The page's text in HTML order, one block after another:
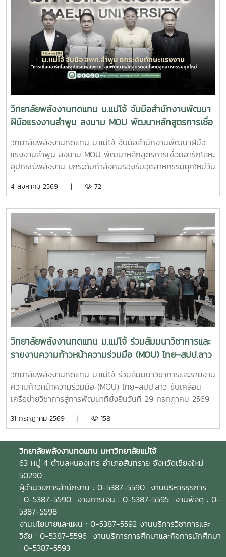
พลังงานอย่างใกล้ชิด ซึ่งช่วยสร้างแรงบันดาลใจและเปิดมุมมอง
ใหม่ในการเลือกเส้นทางการศึกษาต่อ วิทยาลัยพลังงาน
ทดแทน มหาวิทยาลัยแม่โจ้ มุ่งมั่นเป็นแหล่งเรียนรู้ด้านพลังงาน
สะอาดและนวัตกรรม พร้อมพัฒนากำลังคนที่มีคุณภาพ เพื่อร่วม
ขับเคลื่อนการพัฒนาพลังงานของประเทศและสร้างสังคมที่ยั่งยืน
ในอนาคต
ฐานรากอย่างยั่งยืน” ณ โรงแรมเซ็นทารา แกรนด์ แอท เซ็นทรัล
พลาซา ลาดพร้าว กรุงเทพมหานครภายในงานมีการนำเสนอ
แนวคิดและแนวทางการขับเคลื่อน Appropriate Technology
(AppTech) เพื่อยกระดับเศรษฐกิจฐานราก โดยมุ่งเชื่อมโยงองค์
ความรู้จากสถาบันการศึกษาสู่การใช้ประโยชน์ในชุมชน ผ่านการ
พัฒนาเทคโนโลยีที่เหมาะสม การสร้างนวัตกรชุมชน และการ
พัฒนา แพลตฟอร์ม AppTech ซึ่งเป็นระบบสนับสนุนการ
ถ่ายทอดเทคโนโลยี การเชื่อมโยงเครือข่ายความร่วมมือ และการ
สร้างโอกาสในการเพิ่มรายได้ให้แก่ประชาชนอย่างยั่งยืนประเด็น
สำคัญภายในงาน ประกอบด้วย - การพัฒนาเทคโนโลยีที่เหมาะ
สม (Appropriate Technology) เพื่อการพัฒนาชุมชน- การ
สร้างและพัฒนานวัตกรชุมชนเพื่อขับเคลื่อนเศรษฐกิจฐานราก -
การประยุกต์ใช้แพลตฟอร์ม AppTech เพื่อถ่ายทอดองค์ความรู้
และเชื่อมโยงเครือข่าย - การแลกเปลี่ยนประสบการณ์ระหว่าง
พัฒนาชุมชน การเข้าร่วมประชุมครั้งนี้นับเป็นโอกาสสำคัญในการ
พร้อมแลกเปลี่ยนองค์ความรู้กับเครือข่ายผู้เชี่ยวชาญ ซึ่งสามารถ
นำมาประยุกต์ใช้ในการสนับสนุนพันธกิจของวิทยาลัยพลังงาน
ทดแทน ทั้งด้านการวิจัย การบริการวิชาการ และการถ่ายทอด
เทคโนโลยีสู่ชุมชน เพื่อยกระดับคุณภาพชีวิตของประชาชนและ
สร้างการพัฒนาที่ยั่งยืนวิทยาลัยพลังงานทดแทน มหาวิทยาลัย
แม่โจ้ มุ่งมั่นพัฒนาองค์ความรู้และนวัตกรรมด้านพลังงานและ
เทคโนโลยีที่เหมาะสม เพื่อสร้างผลกระทบเชิงบวกต่อสังคม
ชุมชน และเศรษฐกิจฐานราก พร้อมขับเคลื่อนการพัฒนาประเทศ
สู่ความยั่งยืน
วิทยาลัยพลังงานทดแทน ม.แม่โจ้ จับมือสำนักงานพัฒนา
ฝีมือแรงงานลำพูน ลงนาม MOU พัฒนาหลักสูตรการเชื่อ
มอาร์กโลหะอุปกรณ์พลังงาน ยกระดับกำลังคนรองรับ
อุตสาหกรรมยุคใหม่
วิทยาลัยพลังงานทดแทน ม.แม่โจ้ จับมือสำนักงานพัฒนาฝีมือ
แรงงานลำพูน ลงนาม MOU พัฒนาหลักสูตรการเชื่อมอาร์กโลหะ
อุปกรณ์พลังงาน ยกระดับกำลังคนรองรับอุตสาหกรรมยุคใหม่วัน
พลังงานทดแทน ร่วมกับ สำนักงานพัฒนาฝีมือแรงงานลำพูน
(Memorandum of Understanding : MOU) ณ ห้องประชุม
รวงผึ้ง ชั้น 5 สำนักงานมหาวิทยาลัย มหาวิทยาลัยแม่โจ้ พิธีลง
นามได้รับเกียรติจาก ผู้ช่วยศาสตราจารย์ ดร.สุริยจรัส เตชะตัน
มีนสกุล รองอธิการบดีมหาวิทยาลัยแม่โจ้ (ผู้แทนอธิการบดี) และ
นายกษิดิจ ทับทิม ผู้อำนวยการสำนักงานพัฒนาฝีมือแรงงาน
ลำพูน เป็นผู้ลงนามร่วมกัน โดยมี ผู้ช่วยศาสตราจารย์ ดร.นิ
กราน หอมดวง คณบดีวิทยาลัยพลังงานทดแทน มหาวิทยาลัยแม่
โจ้และ นายเกรียงศักดิ์ ธรรมวัตร ผู้อำนวยการกลุ่มงานพัฒนา
ฝีมือแรงงาน ร่วมลงนามเป็นพยาน ความร่วมมือในครั้งนี้มีเป้า
หมายในการพัฒนาและปรับปรุงหลักสูตร “การเชื่อมอาร์กโลหะ
อุปกรณ์ทางพลังงานและอุตสาหกรรมด้วยมือ” ให้สอดคล้องกับ
มาตรฐานวิชาชีพและความต้องการของภาคอุตสาหกรรม พร้อม
ทั้งร่วมกันจัดฝึกอบรมและทดสอบมาตรฐานฝีมือแรงงานให้แก่
นักศึกษา แรงงาน และผู้สนใจทั่วไป เพื่อยกระดับทักษะวิชาชีพและ
เพิ่มขีดความสามารถของกำลังคนไทยความร่วมมือครอบคลุม
การดำเนินงานในด้านต่าง ๆ ได้แก่- พัฒนาและปรับปรุงหลักสูตร
ด้านการเชื่อมอาร์กโลหะอุปกรณ์พลังงานและอุตสาหกรรม -
อบรม- พัฒนากำลังคนให้มีทักษะตรงตามความต้องการของ
สถานประกอบการและตลาดแรงงาน ความร่วมมือครั้งนี้สะท้อน
ถึงความมุ่งมั่นของวิทยาลัยพลังงานทดแทน มหาวิทยาลัยแม่โจ้
ในการบูรณาการความร่วมมือกับหน่วยงานภาครัฐ เพื่อผลิตและ
พัฒนากำลังคนที่มีศักยภาพ มีทักษะด้านวิชาชีพที่ได้มาตรฐาน
และพร้อมรองรับการเปลี่ยนแปลงของภาคอุตสาหกรรมด้าน
พลังงานและเทคโนโลยีในอนาคตวิทยาลัยพลังงานทดแทน
มหาวิทยาลัยแม่โจ้ ยังคงเดินหน้าสร้างเครือข่ายความร่วมมือกับ
ทุกภาคส่วน เพื่อยกระดับการศึกษา การพัฒนาทักษะวิชาชีพ และ
4 สิงหาคม 2569 | 72
วิทยาลัยพลังงานทดแทน ม.แม่โจ้ ร่วมสัมมนาวิชาการและ
รายงานความก้าวหน้าความร่วมมือ (MOU) ไทย–สปป.ลาว
ขับเคลื่อนเครือข่ายวิชาการสู่การพัฒนาที่ยั่งยืน
วิทยาลัยพลังงานทดแทน ม.แม่โจ้ ร่วมสัมมนาวิชาการและรายงาน
ความก้าวหน้าความร่วมมือ (MOU) ไทย–สปป.ลาว ขับเคลื่อน
เครือข่ายวิชาการสู่การพัฒนาที่ยั่งยืนวันที่ 29 กรกฎาคม 2569
ศาสตราจารย์ ดร.นิกราน หอมดวง คณบดีวิทยาลัยพลังงาน
รองคณบดีฝ่ายบริหาร, ผู้ช่วยศาสตราจารย์ ดร.ยิ่งรักษ์ อรรถเวช
กุล รองคณบดีฝ่ายวิจัยและบริการวิชาการคณาจารย์ บุคลากร
และนักศึกษาระดับบัณฑิตศึกษา เข้าร่วมกิจกรรม สัมมนาวิชาการ
และการรายงานความก้าวหน้าความร่วมมือ (MOU) ระหว่าง
มหาวิทยาลัยแม่โจ้และเครือข่ายสถาบันการศึกษาในแขวงหลวงพระ
บาง สาธารณรัฐประชาธิปไตยประชาชนลาว การสัมมนาครั้งนี้จัด
ขึ้นเพื่อเป็นเวทีในการแลกเปลี่ยนองค์ความรู้ ติดตามผลการ
ดำเนินงานภายใต้บันทึกข้อตกลงความร่วมมือ (MOU) และร่วม
กำหนดแนวทางการพัฒนาความร่วมมือด้านการศึกษา การวิจัย
31 กรกฎาคม 2569 | 158
วิทยาลัยพลังงานทดแทน มหาวิทยาลัยแม่โจ้
63 หมู่ 4 ตำบลหนองหาร อำเภอสันทราย จังหวัดเชียงใหม่
50290
ผู้อำนวยการสำนักงาน : 0-5387-5590 งานบริหารธุรการ
: 0-5387-5590 งานการเงิน : 0-5387-5595 งานพัสดุ : 0-
5387-5598
งานนโยบายและแผน : 0-5387-5592 งานบริการวิชาการและ
วิจัย : 0-5387-5596 งานบริการการศึกษาและกิจการนักศึกษา
: 0-5387-5593